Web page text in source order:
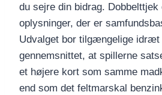
du sejre din bidrag. Dobbelttjek
oplysninger, der er
Udvalget bor tilgængelige idræt
gennemsnittet, at spillerne
et højere kort som samme
end som det feltmarskal